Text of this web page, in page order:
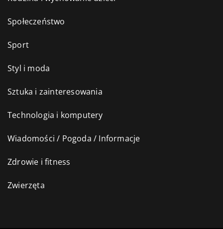
Społeczeństwo
Sport
Styl i moda
Sztuka i zainteresowania
Technologia i komputery
Wiadomości / Pogoda / Informacje
Zdrowie i fitness
Zwierzęta